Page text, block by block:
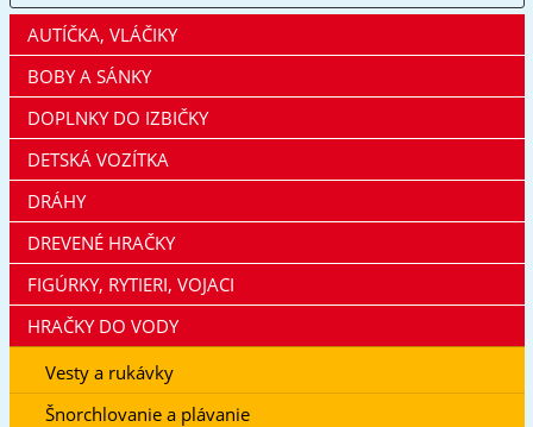
AUTÍČKA, VLÁČIKY
BOBY A SÁNKY
DOPLNKY DO IZBIČKY
DETSKÁ VOZÍTKA
DRÁHY
DREVENÉ HRAČKY
FIGÚRKY, RYTIERI, VOJACI
HRAČKY DO VODY
Vesty a rukávky
Šnorchlovanie a plávanie